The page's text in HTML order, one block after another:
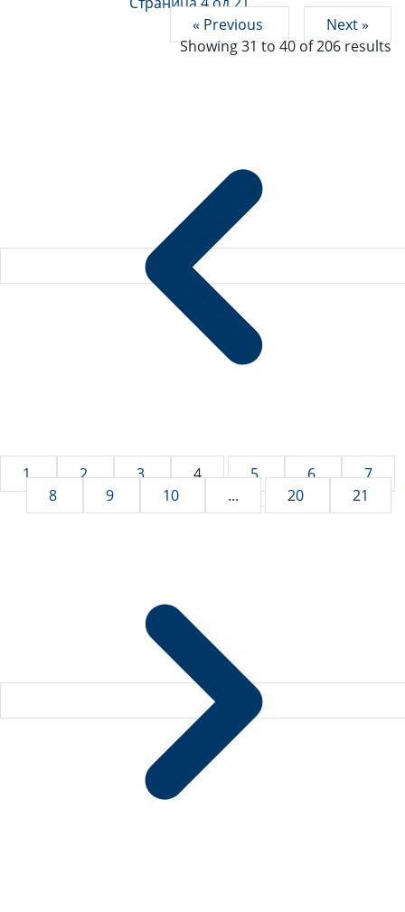
« Previous
Next »
Showing31to40 of206results
1 2 3 4 5 6
7
8
9 10 ... 20 21